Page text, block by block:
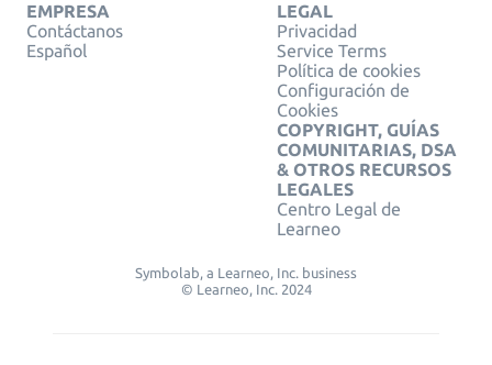
EMPRESA
Contáctanos
Español
LEGAL
Privacidad
Service Terms
Política de cookies
Configuración de
Cookies
COPYRIGHT, GUÍAS
COMUNITARIAS, DSA
& OTROS RECURSOS
LEGALES
Centro Legal de
Learneo
Symbolab, a Learneo, Inc. business
© Learneo, Inc. 2024